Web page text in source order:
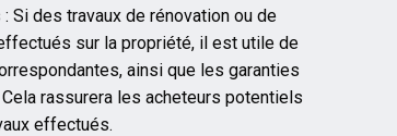
Si des travaux de rénovation ou de
sur la propriété, il est utile de
ainsi que les garanties
rassurera les acheteurs potentiels
effectués.